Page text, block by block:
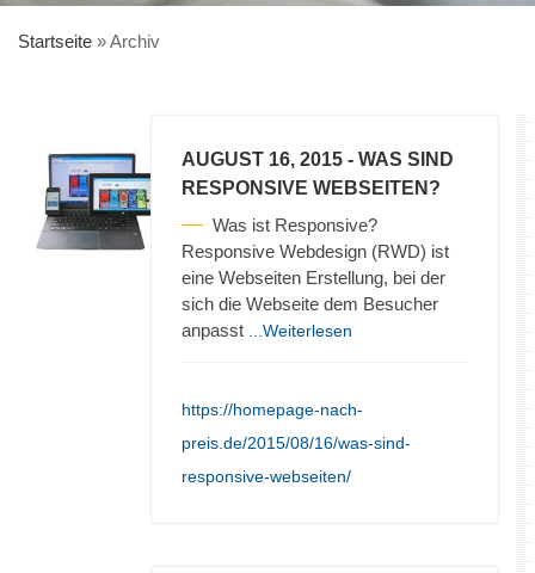
Startseite »Archiv
AUGUST 16, 2015 - WAS SIND
RESPONSIVE WEBSEITEN?
Was ist Responsive?
Responsive Webdesign (RWD) ist
eine Webseiten Erstellung, bei der
sich die Webseite dem Besucher
anpasst
...Weiterlesen
https://homepage-nach-
preis.de/2015/08/16/was-sind-
responsive-webseiten/